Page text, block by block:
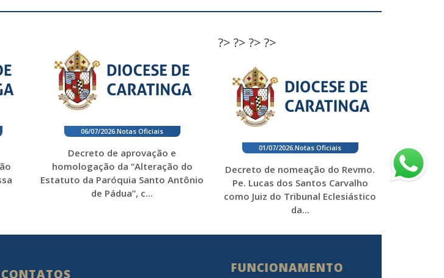
?> ?> ?>
06/07/2026.Notas Oficiais
Decreto de aprovação e
homologação da “Alteração do
Estatuto da Paróquia Santo Antônio
de Pádua”, c...
?>
01/07/2026.Notas Oficiais
Decreto de nomeação do Revmo.
Pe. Lucas dos Santos Carvalho
como Juiz do Tribunal Eclesiástico
da...
CONTATOS FUNCIONAMENTO